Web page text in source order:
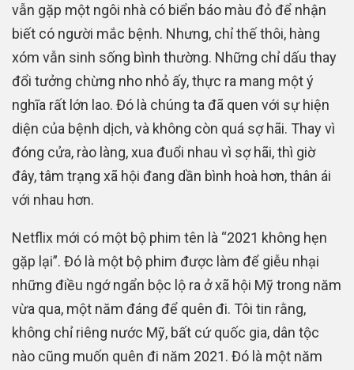
vẫn gặp một ngôi nhà có biển báo màu đỏ để nhận
biết có người mắc bệnh. Nhưng, chỉ thế thôi, hàng
xóm vẫn sinh sống bình thường. Những chỉ dấu thay
đổi tưởng chừng nho nhỏ ấy, thực ra mang một ý
nghĩa rất lớn lao. Đó là chúng ta đã quen với sự hiện
diện của bệnh dịch, và không còn quá sợ hãi. Thay vì
đóng cửa, rào làng, xua đuổi nhau vì sợ hãi, thì giờ
đây, tâm trạng xã hội đang dần bình hoà hơn, thân ái
với nhau hơn.
Netflix mới có một bộ phim tên là “2021 không hẹn
gặp lại”. Đó là một bộ phim được làm để giễu nhại
những điều ngớ ngẩn bộc lộ ra ở xã hội Mỹ trong năm
vừa qua, một năm đáng để quên đi. Tôi tin rằng,
không chỉ riêng nước Mỹ, bất cứ quốc gia, dân tộc
nào cũng muốn quên đi năm 2021. Đó là một năm